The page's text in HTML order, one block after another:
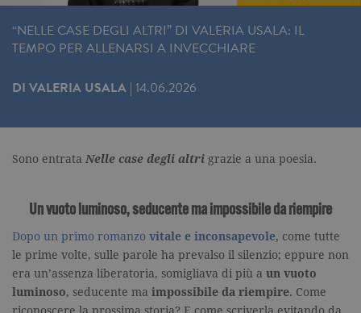
“NELLE CASE DEGLI ALTRI” DI VALERIA USALA: IL
TEMPO PER ALLENARSI A INVECCHIARE
DI VALERIA USALA | 14.06.2026
Sono entrata Nelle case degli altri grazie a una poesia.
Un vuoto luminoso, seducente ma impossibile da riempire
Dopo un primo romanzo vitale e inconsapevole, come tutte
le prime volte, sulle parole ha prevalso il silenzio; eppure non
era un’assenza liberatoria, somigliava di più a un vuoto
luminoso, seducente ma impossibile da riempire. Come